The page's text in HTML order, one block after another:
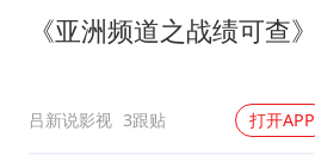
《亚洲频道之战绩可查》
吕新说影视 3跟贴 打开APP